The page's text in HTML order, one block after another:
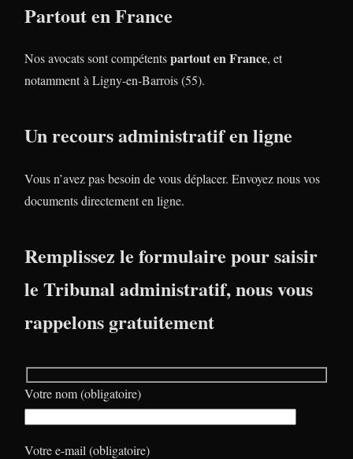
Partout en France
Nos avocats sont compétentspartout en France, et
notamment à Ligny-en-Barrois (55).
Un recours administratif en ligne
Vous n’avez pas besoin de vous déplacer. Envoyez nous vos
documents directement en ligne.
Remplissez le formulaire pour saisir
le Tribunal administratif, nous vous
rappelons gratuitement
Votre nom (obligatoire)
Votre e-mail (obligatoire)